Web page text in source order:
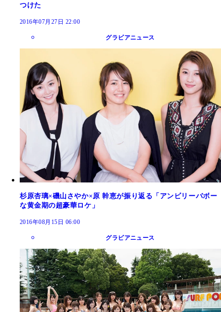
つけた
2016年07月27日 22:00
グラビアニュース
杉原杏璃×磯山さやか×原 幹恵が振り返る「アンビリーバボー
な黄金期の超豪華ロケ」
2016年08月15日 06:00
グラビアニュース